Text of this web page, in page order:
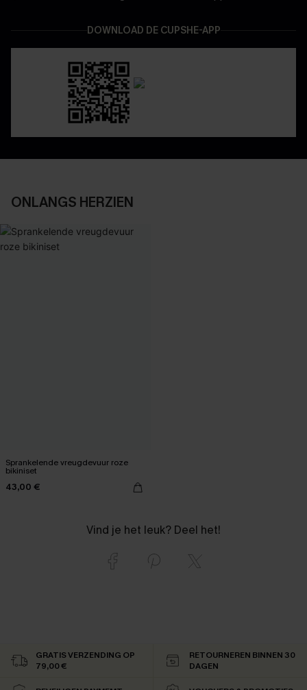
DOWNLOAD DE CUPSHE-APP
ONLANGS HERZIEN
Sprankelende vreugdevuur roze
bikiniset
43,00 €
Vind je het leuk? Deel het!
GRATIS VERZENDING OP
79,00 €
RETOURNEREN BINNEN 30
DAGEN